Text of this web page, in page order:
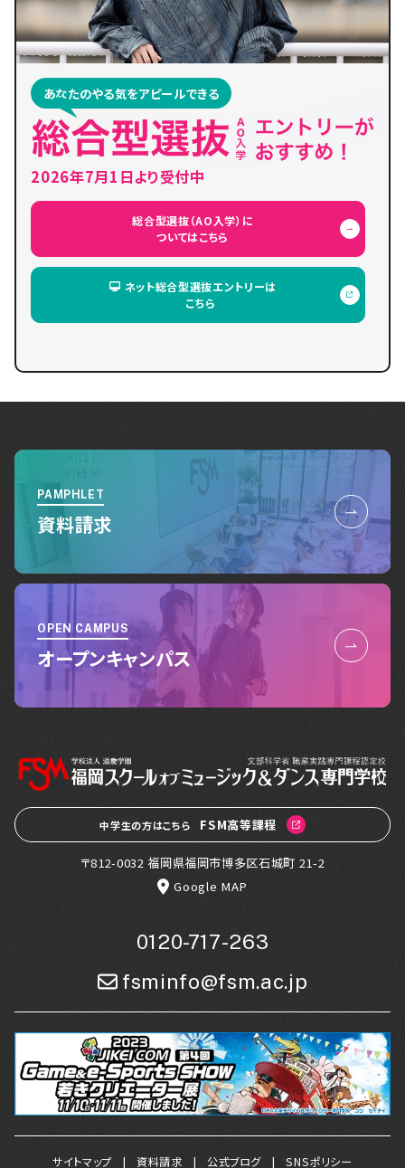
あなたのやる気をアピールできる
2026年7月1日より受付中
総合型選抜（AO入学）に
ついてはこちら
ネット総合型選抜エントリーは
こちら
PAMPHLET
資料請求
OPEN CAMPUS
オープンキャンパス
中学生の方はこちら FSM高等課程
〒812-0032 福岡県福岡市博多区石城町 21-2
Google MAP
0120-717-263
fsminfo@fsm.ac.jp
サイトマップ 資料請求 公式ブログ SNSポリシー